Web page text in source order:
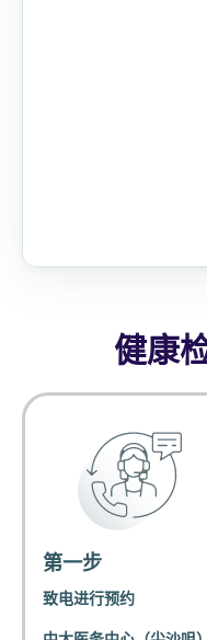
健康
第一步
致电进行预约